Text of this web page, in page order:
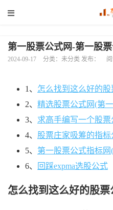
第一股票公式网-第一股
2024-09-17 分类：未分类 发布：
1、 怎么找到这么好的
2、 精选股票公式网(第
3、 求高手编写一个股票
4、 股票庄家吸筹的指标
5、 第一股票公式指标
6、
回踩expma选股公式
怎么找到这么好的股票